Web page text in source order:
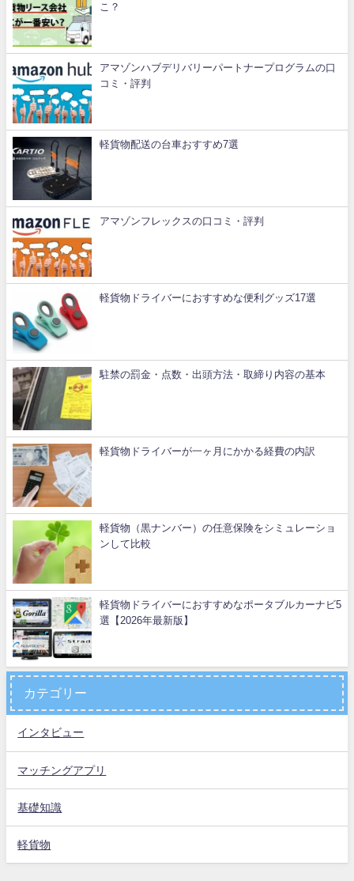
こ？
アマゾンハブデリバリーパートナープログラムの口
コミ・評判
軽貨物配送の台車おすすめ7選
アマゾンフレックスの口コミ・評判
軽貨物ドライバーにおすすめな便利グッズ17選
駐禁の罰金・点数・出頭方法・取締り内容の基本
軽貨物ドライバーが一ヶ月にかかる経費の内訳
軽貨物（黒ナンバー）の任意保険をシミュレーショ
ンして比較
軽貨物ドライバーにおすすめなポータブルカーナビ5
選【2026年最新版】
カテゴリー
インタビュー
マッチングアプリ
基礎知識
軽貨物